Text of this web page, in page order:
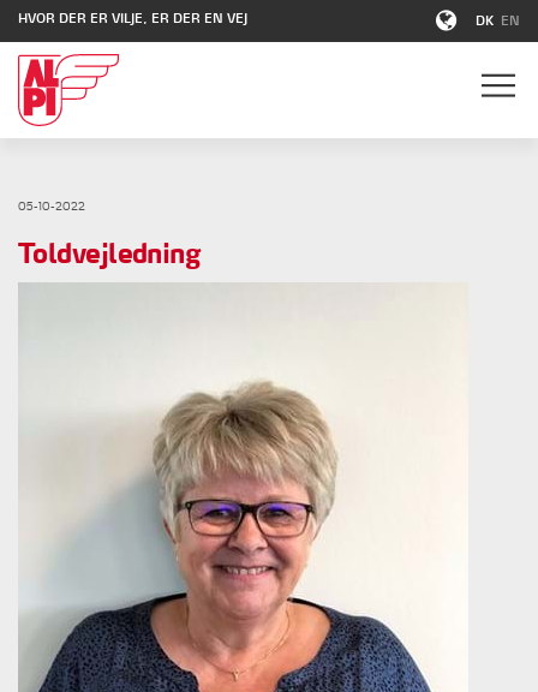
HVOR DER ER VILJE, ER DER EN VEJ DK EN
05-10-2022
Toldvejledning